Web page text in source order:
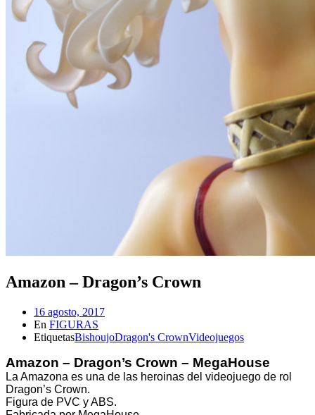
Amazon – Dragon’s Crown
Fecha
de
la
16 agosto, 2017
En FIGURAS
EtiquetasBishoujoDragon's CrownVideojuegos
Amazon – Dragon’s Crown – MegaHouse
La Amazona es una de las heroinas del videojuego de rol
Dragon’s Crown.
Figura de PVC y ABS.